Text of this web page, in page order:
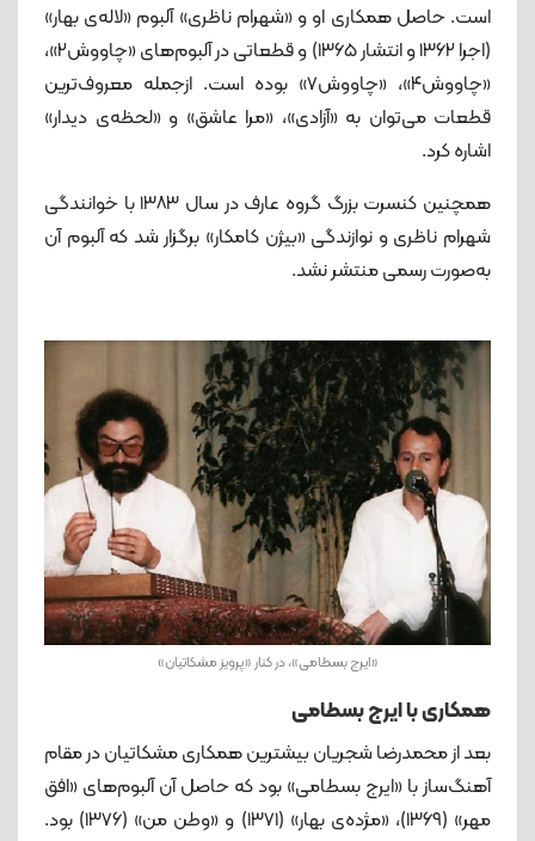
است. حاصل همکاری او و «شهرام ناظری» آلبوم‌ «لاله‌ی بهار»
(اجرا ۱۳۶۲ و انتشار ۱۳۶۵) و قطعاتی در آلبوم‌های «چاووش۲»،
«چاووش۴»، «چاووش۷» بوده است. ازجمله معروف‌ترین
قطعات می‌توان به «آزادی»، «مرا عاشق» و «لحظه‌ی دیدار»
اشاره کرد.
همچنین کنسرت بزرگ گروه عارف در سال ۱۳۸۳ با خوانندگی
شهرام ناظری و نوازندگی «بیژن کامکار» برگزار شد که آلبوم آن
به‌صورت رسمی منتشر نشد.
«ایرج بسطامی»، در کنار «پرویز مشکاتیان»
همکاری با ایرج بسطامی
بعد از محمدرضا شجریان بیشترین همکاری مشکاتیان در مقام
آهنگ‌ساز با «ایرج بسطامی» بود که حاصل آن آلبوم‌های «افق
مهر» (۱۳۶۹)، «مژده‌ی بهار» (۱۳۷۱) و «وطن من» (۱۳۷۶) بود.